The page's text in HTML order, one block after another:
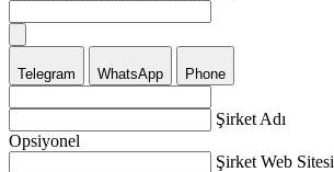
Telegram WhatsApp Phone
Şirket Adı
Opsiyonel
Şirket Web Sitesi